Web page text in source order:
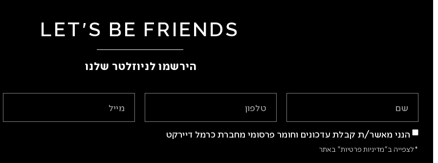
LET'S BE FRIENDS
הירשמו לניוזלטר שלנו ​
הנני מאשר/ת קבלת עדכונים וחומר פרסומי מחברת כרמל דיירקט
*לצפייה ב"מדיניות פרטיות" באתר